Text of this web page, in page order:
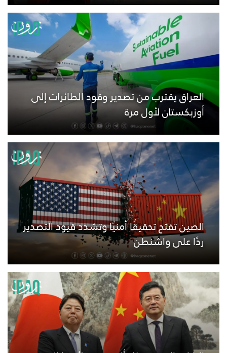
العراق يقترب من تصدير وقود الطائرات إلى
أوزبكستان لأول مرة
الصين تفتح تحقيقًا أمنيًا وتشدد قيود التصدير
ردًا على واشنطن